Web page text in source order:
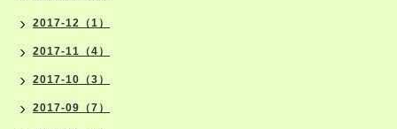
2017-12（1）
2017-11（4）
2017-10（3）
2017-09（7）